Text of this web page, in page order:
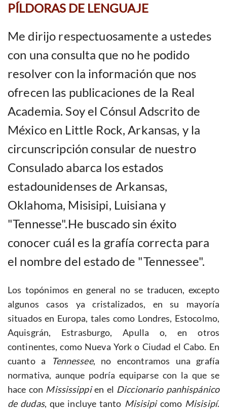
PÍLDORAS DE LENGUAJE
Me dirijo respectuosamente a ustedes
con una consulta que no he podido
resolver con la información que nos
ofrecen las publicaciones de la Real
Academia. Soy el Cónsul Adscrito de
México en Little Rock, Arkansas, y la
circunscripción consular de nuestro
Consulado abarca los estados
estadounidenses de Arkansas,
Oklahoma, Misisipi, Luisiana y
"Tennesse".He buscado sin éxito
conocer cuál es la grafía correcta para
el nombre del estado de "Tennessee".
Los topónimos en general no se traducen, excepto
algunos casos ya cristalizados, en su mayoría
situados en Europa, tales como Londres, Estocolmo,
Aquisgrán, Estrasburgo, Apulla o, en otros
continentes, como Nueva York o Ciudad el Cabo. En
cuanto a
Tennessee, no encontramos una grafía
normativa, aunque podría equiparse con la que se
hace con Mississippien el Diccionario panhispánico
de dudas, que incluye tanto Misisipicomo Misisipí.